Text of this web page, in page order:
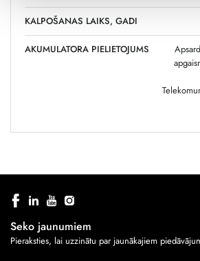
KALPOŠANAS LAIKS, GADI
AKUMULATORA PIELIETOJUMS
Seko jaunumiem
Pieraksties, lai uzzinātu par jaunākajiem